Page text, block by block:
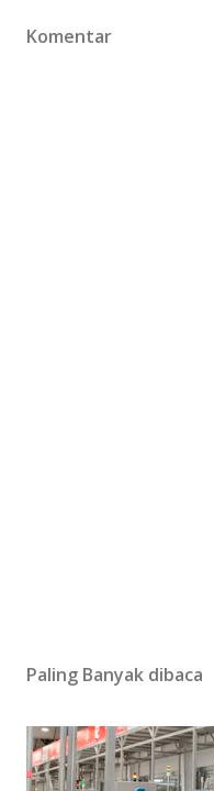
Komentar
Paling Banyak dibaca